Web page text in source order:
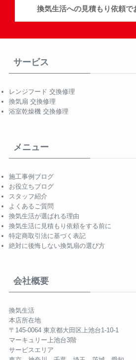
換気生活への見積もり依頼で
サービス
レンジフード 交換修理
換気扇 交換修理
浴室乾燥機 交換修理
メニュー
施工事例ブログ
お役立ちブログ
スタッフ紹介
よくあるご質問
換気生活が選ばれる理由
換気生活に見積もり依頼をする前に
特定商取引法に基づく表記
絶対に後悔しない換気扇の選び方
会社概要
換気生活
本店所在地
〒145-0064 東京都大田区上池台1-10-1
マーキュリー上池台3階
サービスエリア